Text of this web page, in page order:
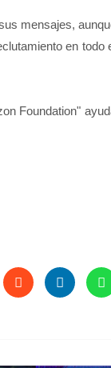
mensajes,
en todo
Foundation"